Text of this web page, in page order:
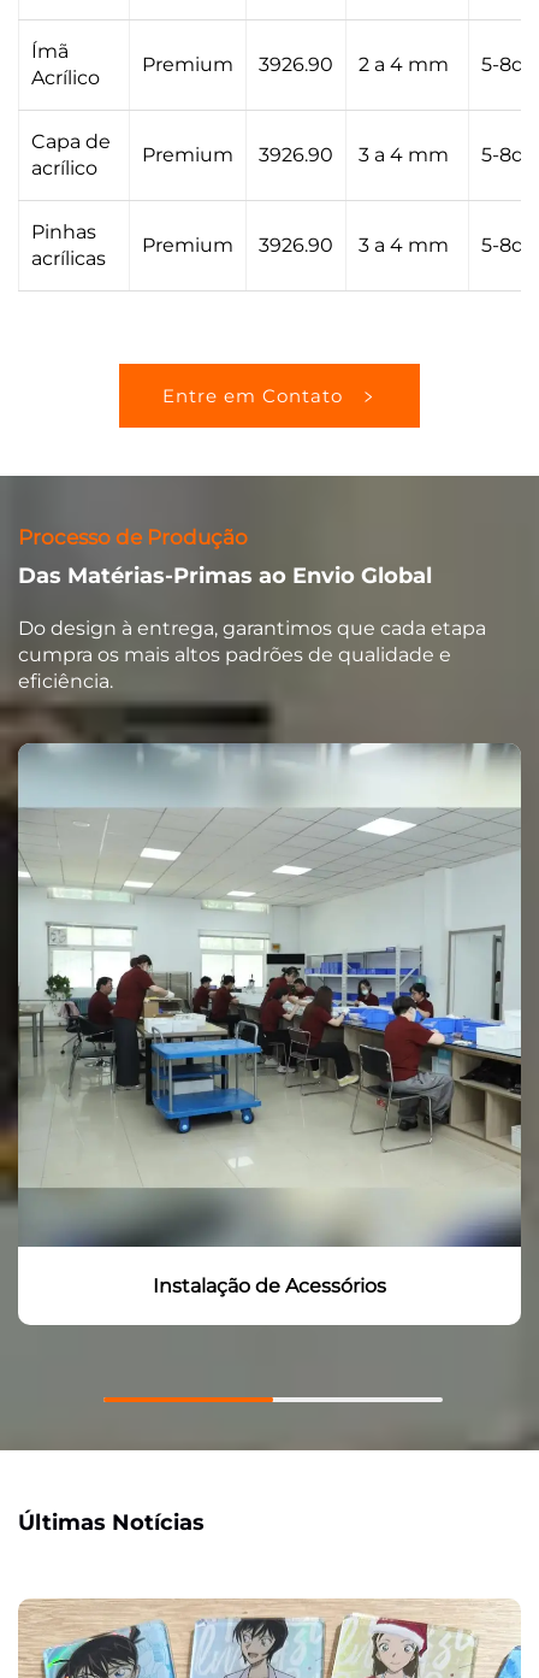
Ímã
Acrílico
Premium 3926.90 2 a 4 mm 5-
Capa de
acrílico
Premium 3926.90 3 a 4 mm 5-
Pinhas
acrílicas
Premium 3926.90 3 a 4 mm 5-
Entre em Contato
Processo de Produção
Das Matérias-Primas ao Envio Global
Do design à entrega, garantimos que cada etapa
cumpra os mais altos padrões de qualidade e
eficiência.
Instalação de Acessórios
Últimas Notícias